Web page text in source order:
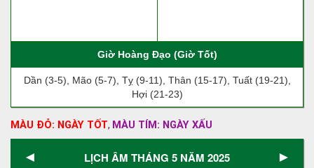
Giờ Hoàng Đạo (Giờ Tốt)
Dần (3-5), Mão (5-7), Tỵ (9-11), Thân (15-17), Tuất (19-21),
Hợi (21-23)
MÀU ĐỎ: NGÀY TỐT, MÀU TÍM: NGÀY XẤU
◄ LỊCH ÂM THÁNG 5 NĂM 2025 ►